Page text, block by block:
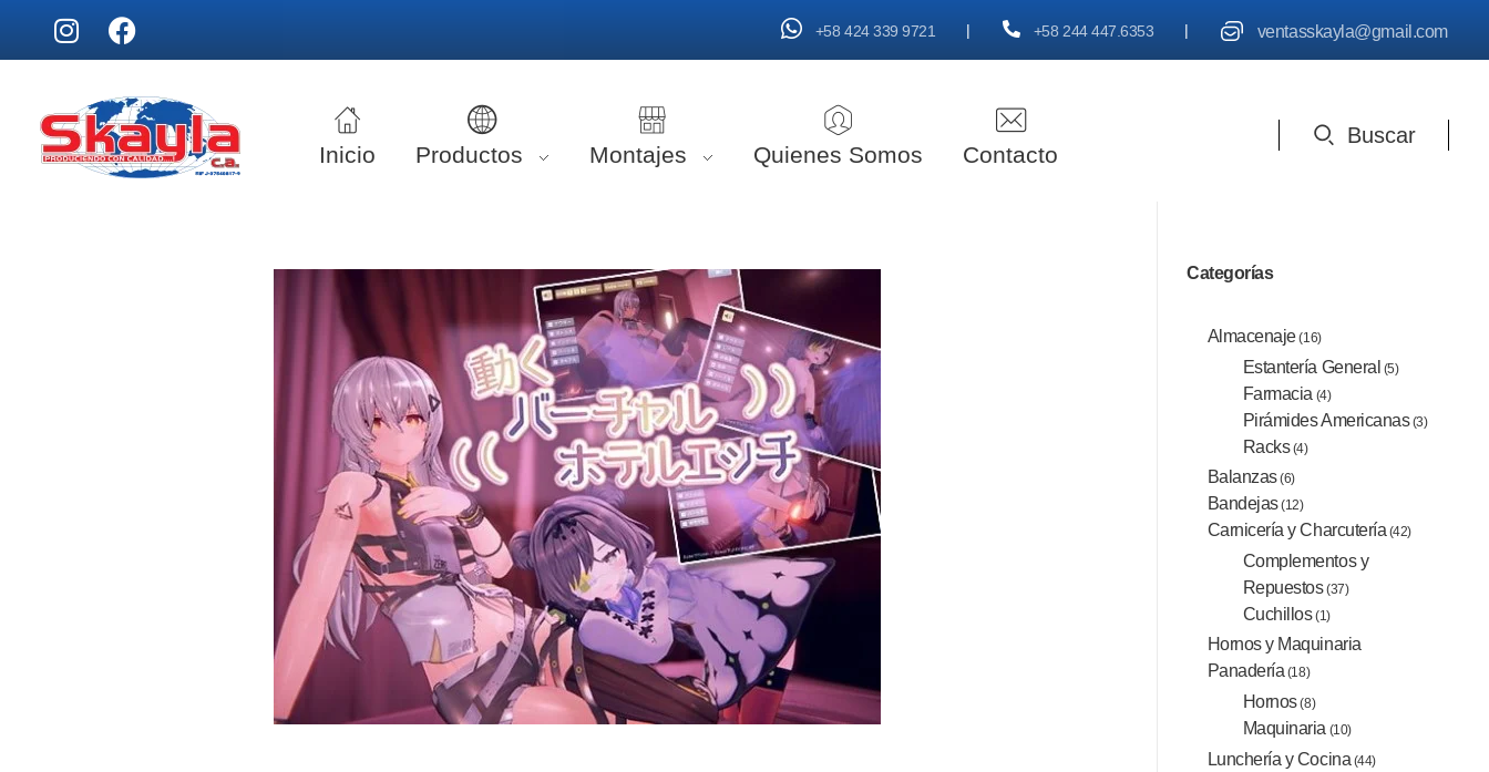
+58 424 339 9721 | +58 244 447.6353 | ventasskayla@gmail.com
Inicio Productos Montajes Quienes Somos Contacto
Buscar
Categorías
Almacenaje(16)
Estantería General (5)
Farmacia (4)
Pirámides Americanas(3)
Racks(4)
Balanzas(6)
Bandejas(12)
Carnicería y Charcutería (42)
Complementos y
Repuestos(37)
Cuchillos(1)
Hornos y Maquinaria
Panadería (18)
Hornos(8)
Maquinaria (10)
Lunchería y Cocina (44)